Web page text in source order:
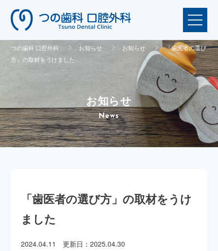
つの歯科 口腔外科 お知らせ お知らせ
「歯医者の選び
方」の取材をうけました
お知らせ
News
「歯医者の選び方」の取材をうけ
ました
2024.04.11 更新日： 2025.04.30